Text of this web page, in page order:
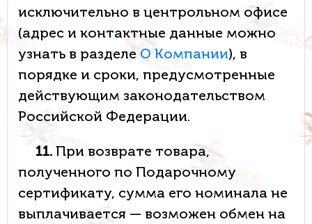
исключительно в центрольном офисе
(адрес и контактные данные можно
узнать в разделе О Компании), в
порядке и сроки, предусмотренные
действующим законодательством
Российской Федерации.
11. При возврате товара,
полученного по Подарочному
сертификату, сумма его номинала не
выплачивается — возможен обмен на